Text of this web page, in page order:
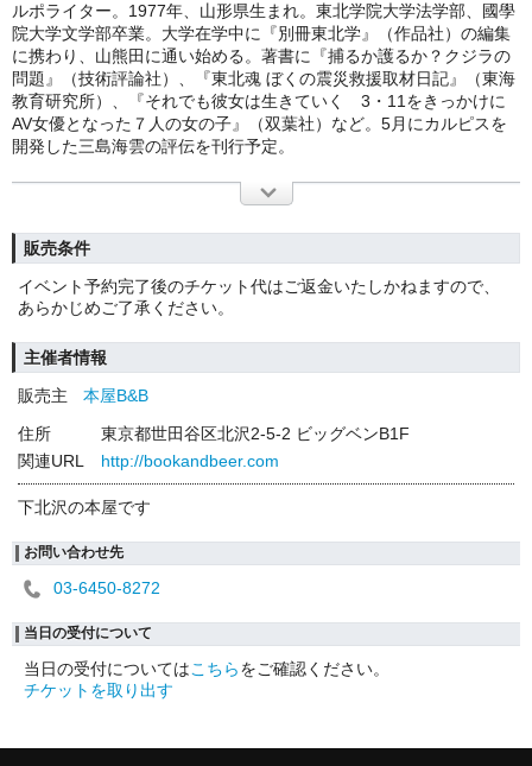
ルポライター。1977年、山形県生まれ。東北学院大学法学部、國學
院大学文学部卒業。大学在学中に『別冊東北学』（作品社）の編集
に携わり、山熊田に通い始める。著書に『捕るか護るか？クジラの
問題』（技術評論社）、『東北魂 ぼくの震災救援取材日記』（東海
教育研究所）、『それでも彼女は生きていく 3・11をきっかけに
AV女優となった７人の女の子』（双葉社）など。5月にカルピスを
開発した三島海雲の評伝を刊行予定。
販売条件
イベント予約完了後のチケット代はご返金いたしかねますので、
あらかじめご了承ください。
主催者情報
販売主
本屋B&B
住所
東京都世田谷区北沢2-5-2 ビッグベンB1F
関連URL
http://bookandbeer.com
下北沢の本屋です
お問い合わせ先
03-6450-8272
当日の受付について
当日の受付についてはこちらをご確認ください。
チケットを取り出す